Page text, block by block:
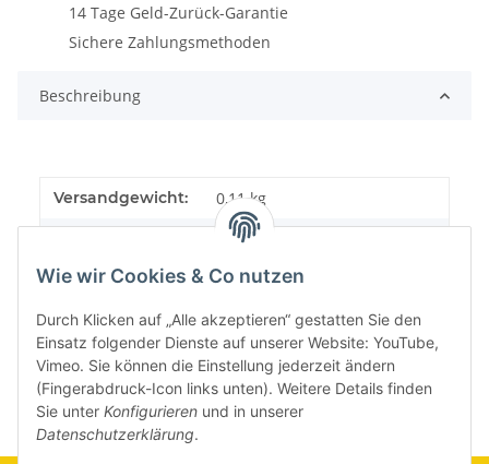
14 Tage Geld-Zurück-Garantie
Sichere Zahlungsmethoden
Beschreibung
Versandgewicht: 0,11 kg
0,11 kg
Wie wir Cookies & Co nutzen
Durch Klicken auf „Alle akzeptieren“ gestatten Sie den
Einsatz folgender Dienste auf unserer Website: YouTube,
Vimeo. Sie können die Einstellung jederzeit ändern
(Fingerabdruck-Icon links unten). Weitere Details finden
Sie unter Konfigurieren und in unserer
Datenschutzerklärung.